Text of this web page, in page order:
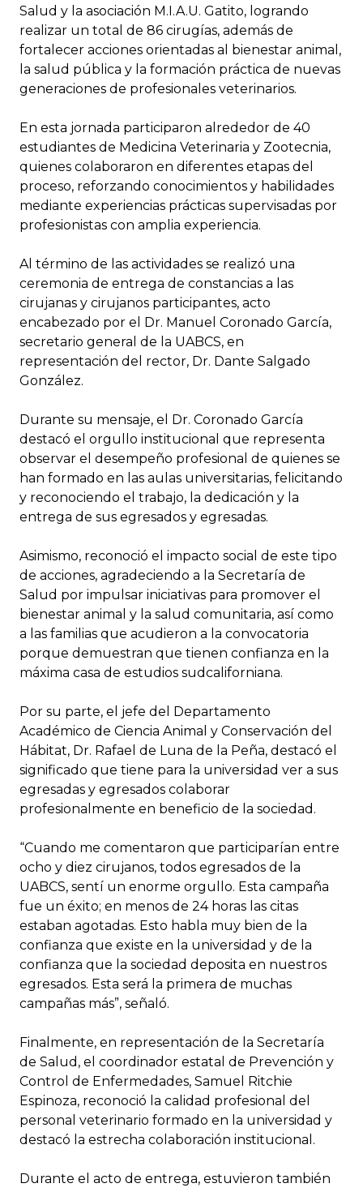
Salud y la asociación M.I.A.U. Gatito, logrando
realizar un total de 86 cirugías, además de
fortalecer acciones orientadas al bienestar animal,
la salud pública y la formación práctica de nuevas
generaciones de profesionales veterinarios.
En esta jornada participaron alrededor de 40
estudiantes de Medicina Veterinaria y Zootecnia,
quienes colaboraron en diferentes etapas del
proceso, reforzando conocimientos y habilidades
mediante experiencias prácticas supervisadas por
profesionistas con amplia experiencia.
Al término de las actividades se realizó una
ceremonia de entrega de constancias a las
cirujanas y cirujanos participantes, acto
encabezado por el Dr. Manuel Coronado García,
secretario general de la UABCS, en
representación del rector, Dr. Dante Salgado
González.
Durante su mensaje, el Dr. Coronado García
destacó el orgullo institucional que representa
observar el desempeño profesional de quienes se
han formado en las aulas universitarias, felicitando
y reconociendo el trabajo, la dedicación y la
entrega de sus egresados y egresadas.
Asimismo, reconoció el impacto social de este tipo
de acciones, agradeciendo a la Secretaría de
Salud por impulsar iniciativas para promover el
bienestar animal y la salud comunitaria, así como
a las familias que acudieron a la convocatoria
porque demuestran que tienen confianza en la
máxima casa de estudios sudcaliforniana.
Por su parte, el jefe del Departamento
Académico de Ciencia Animal y Conservación del
Hábitat, Dr. Rafael de Luna de la Peña, destacó el
significado que tiene para la universidad ver a sus
egresadas y egresados colaborar
profesionalmente en beneficio de la sociedad.
“Cuando me comentaron que participarían entre
ocho y diez cirujanos, todos egresados de la
UABCS, sentí un enorme orgullo. Esta campaña
fue un éxito; en menos de 24 horas las citas
estaban agotadas. Esto habla muy bien de la
confianza que existe en la universidad y de la
confianza que la sociedad deposita en nuestros
egresados. Esta será la primera de muchas
campañas más”, señaló.
Finalmente, en representación de la Secretaría
de Salud, el coordinador estatal de Prevención y
Control de Enfermedades, Samuel Ritchie
Espinoza, reconoció la calidad profesional del
personal veterinario formado en la universidad y
destacó la estrecha colaboración institucional.
Durante el acto de entrega, estuvieron también